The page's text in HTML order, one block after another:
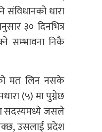
धारा
३० दिनभित्र
सम्भावना निकै
मत लिन नसके
(५) मा पुग्नेछ
सदस्यमध्ये जसले
उसलाई प्रदेश